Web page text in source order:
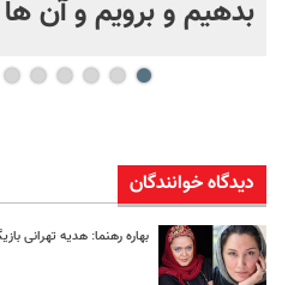
بدهیم و برویم و آن
دیدگاه خوانندگان
بهاره رهنما: هدیه تهرانی